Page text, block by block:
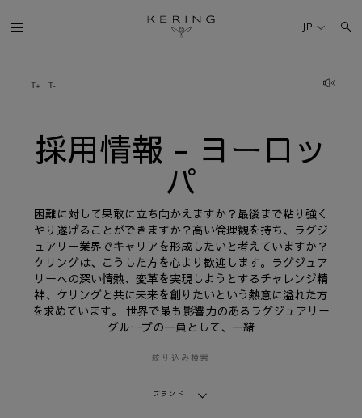
用
情
人材
サステナビリティ
FINANCE
プレスルーム
採用情報
JP
採用情報 - ヨーロッ
パ
困難に対して果敢に立ち向かえますか？最後まで粘り強く
やり遂げることができますか？高い倫理観を持ち、ラグジ
ュアリー業界でキャリアを形成したいと考えていますか？
ケリングは、こうした方を心より歓迎します。ラグジュア
リーへの深い情熱、変革を実現しようとするチャレンジ精
神、ケリングと共に未来を創りたいという熱意に溢れた方
を求めています。 世界で最も影響力のあるラグジュアリー
グループの一員として、一緒
絞り込み検索
ブランド